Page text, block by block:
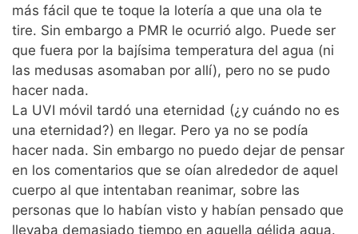
más fácil que te toque la lotería a que una ola te
tire. Sin embargo a PMR le ocurrió algo. Puede ser
que fuera por la bajísima temperatura del agua (ni
las medusas asomaban por allí), pero no se pudo
hacer nada.
La UVI móvil tardó una eternidad (¿y cuándo no es
una eternidad?) en llegar. Pero ya no se podía
hacer nada. Sin embargo no puedo dejar de pensar
en los comentarios que se oían alrededor de aquel
cuerpo al que intentaban reanimar, sobre las
personas que lo habían visto y habían pensado que
llevaba demasiado tiempo en aquella gélida agua.